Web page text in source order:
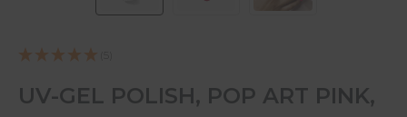
UV-GEL POLISH, POP ART PINK,